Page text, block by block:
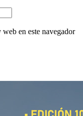
en este navegador